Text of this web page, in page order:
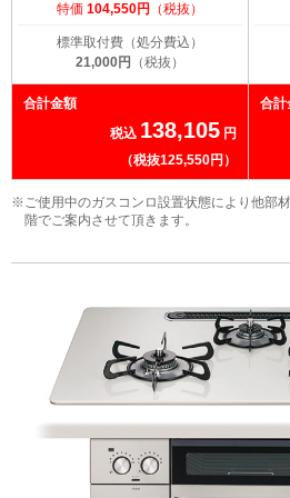
特価 104,550円 （税抜）
標準取付費（処分費込）
21,000円
（税抜）
合計金額
税込 138,105 円
（税抜125,550円）
合計
※ご使用中のガスコンロ設置状態により他部
階でご案内させて頂きます。